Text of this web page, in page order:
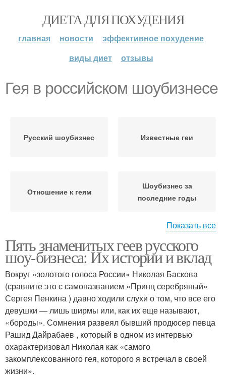
ДИЕТА ДЛЯ ПОХУДЕНИЯ
главная новости
эффективное похудение
виды диет
отзывы
Гея в российском шоубизнесе
Русский шоубизнес Известные геи
Отношение к геям
Шоубизнес за
последние годы
индустрии
Российский шоу-бизнес
Показать все
Пять знаменитых геев русского
шоу-бизнеса: Их истории и вклад
Вокруг «золотого голоса России» Николая Баскова
(сравните это с самоназванием «Принц серебряный»
Сергея Пенкина ) давно ходили слухи о том, что все его
девушки — лишь ширмы или, как их еще называют,
«бороды». Сомнения развеял бывший продюсер певца
Рашид Дайрабаев , который в одном из интервью
охарактеризовал Николая как «самого
закомплексованного гея, которого я встречал в своей
жизни».